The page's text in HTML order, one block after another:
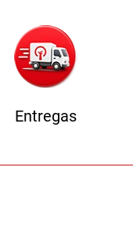
Entregas